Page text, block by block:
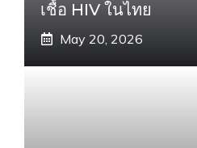
เชื้อ HIV ในไทย
May 20, 2026